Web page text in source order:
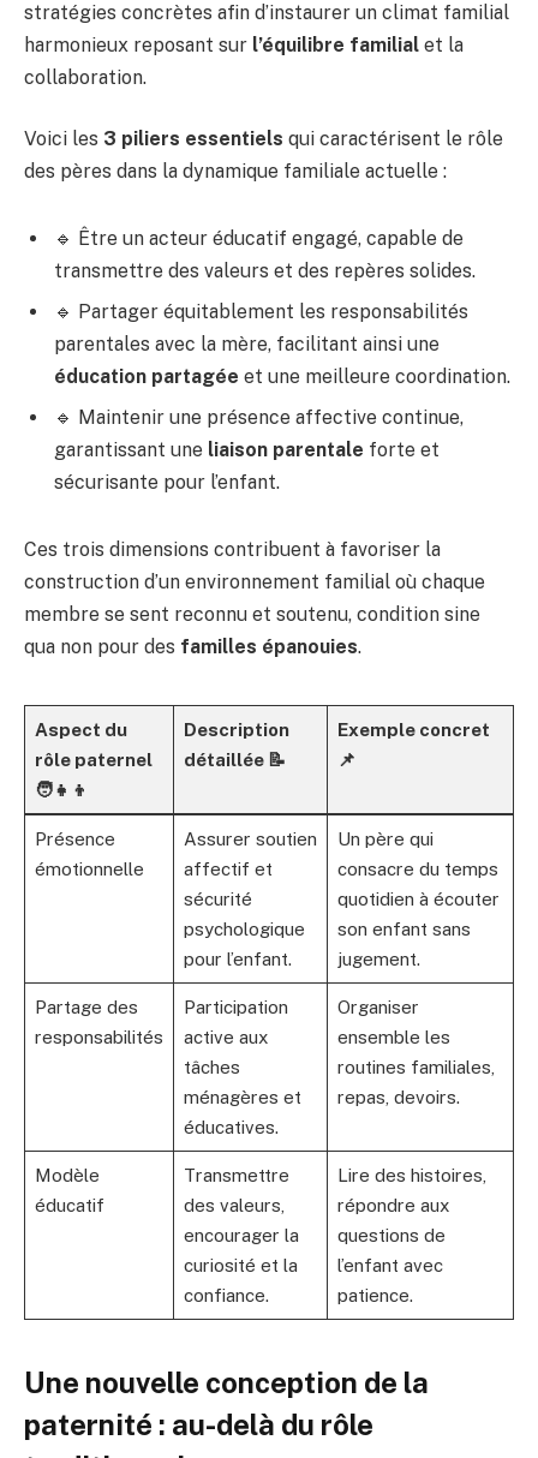
stratégies concrètes afin d’instaurer un climat familial
harmonieux reposant sur l’équilibre familial et la
collaboration.
Voici les 3 piliers essentiels qui caractérisent le rôle
des pères dans la dynamique familiale actuelle :
🔹 Être un acteur éducatif engagé, capable de
transmettre des valeurs et des repères solides.
🔹 Partager équitablement les responsabilités
parentales avec la mère, facilitant ainsi une
éducation partagée et une meilleure coordination.
🔹 Maintenir une présence affective continue,
garantissant une liaison parentale forte et
sécurisante pour l’enfant.
Ces trois dimensions contribuent à favoriser la
construction d’un environnement familial où chaque
membre se sent reconnu et soutenu, condition sine
qua non pour des familles épanouies.
Aspect du
rôle paternel
🧑‍👧‍👦
Description
détaillée 📝
Exemple concret
📌
Présence
émotionnelle
Assurer soutien
affectif et
sécurité
psychologique
pour l’enfant.
Un père qui
consacre du temps
quotidien à écouter
son enfant sans
jugement.
Partage des
responsabilités
Participation
active aux
tâches
ménagères et
éducatives.
Organiser
ensemble les
routines familiales,
repas, devoirs.
Modèle
éducatif
Transmettre
des valeurs,
encourager la
curiosité et la
confiance.
Lire des histoires,
répondre aux
questions de
l’enfant avec
patience.
Une nouvelle conception de la
paternité : au-delà du rôle